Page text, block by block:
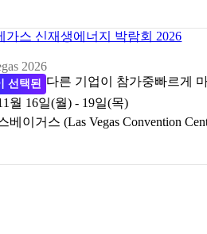
가스 신재생에너지 박람회 2026
2026
선택된 다른 기업이 참가중빠르게
월 16일(월) - 19일(목)
베이거스 (Las Vegas Convention